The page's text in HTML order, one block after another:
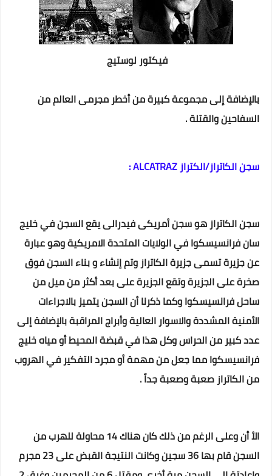
فيكتور لوستيج
بالإضافة إلى مجموعة كبيرة من أخطر مجرمى العالم من
السفاحين والقتلة .
سجن الكاتراز/الكتراز ALCATRAZ :
سجن الكاتراز هو سجن أمريكى فيدرالى يقع السجن في خليج
سان فرانسيسكوا في الولايات المتحدة الامريكية وهو عبارة
عن جزيرة تسمى جزيرة الكاتراز وتم إنشاء و بناء السجن فوق
صخرة على الجزيرة وتقع الجزيرة على بعد أكثر من ميل من
ساحل فرانسيسكوا وكما ذكرنا أن السجن يتميز بالاجراءات
الأمنية المشددة والاسوار العالية وأبراج المراقبة بالإضافة إلى
عدد كبير من الحراس وكل هذا في قبضة المحيط أو مياه خليج
فرانسيسكوا مما جعل من مهمة أو مجرد التفكير في الهروب
من الكاتراز صعبة وصعبة جداً .
الأ أن وعلى الرغم من ذلك كان هناك 14 محاولة للهرب من
السجن قام بها 36 سجين وكانت النتيجة القبض على 23 مجرم